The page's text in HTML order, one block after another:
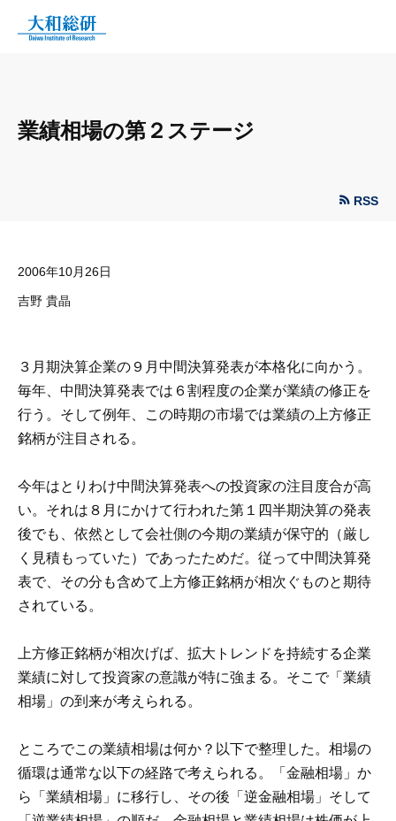
業績相場の第２ステージ
RSS
2006年10月26日
吉野 貴晶
３月期決算企業の９月中間決算発表が本格化に向かう。
毎年、中間決算発表では６割程度の企業が業績の修正を
行う。そして例年、この時期の市場では業績の上方修正
銘柄が注目される。
今年はとりわけ中間決算発表への投資家の注目度合が高
い。それは８月にかけて行われた第１四半期決算の発表
後でも、依然として会社側の今期の業績が保守的（厳し
く見積もっていた）であったためだ。従って中間決算発
表で、その分も含めて上方修正銘柄が相次ぐものと期待
されている。
上方修正銘柄が相次げば、拡大トレンドを持続する企業
業績に対して投資家の意識が特に強まる。そこで「業績
相場」の到来が考えられる。
ところでこの業績相場は何か？以下で整理した。相場の
循環は通常な以下の経路で考えられる。「金融相場」か
ら「業績相場」に移行し、その後「逆金融相場」そして